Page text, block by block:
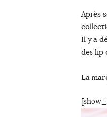
Après
Il y a
des lip
La